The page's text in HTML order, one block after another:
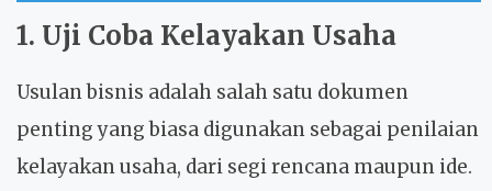
1. Uji Coba Kelayakan Usaha
Usulan bisnis adalah salah satu dokumen
penting yang biasa digunakan sebagai penilaian
kelayakan usaha, dari segi rencana maupun ide.